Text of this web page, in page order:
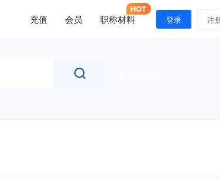
充值 会员 职称材料 登录 注